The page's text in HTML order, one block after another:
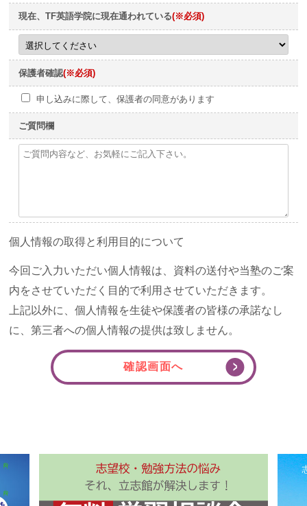
現在、TF英語学院に現在通われている(※必須)
保護者確認(※必須)
申し込みに際して、保護者の同意があります
ご質問欄
個人情報の取得と利用目的について
今回ご入力いただい個人情報は、資料の送付や当塾のご案
内をさせていただく目的で利用させていただきます。
上記以外に、個人情報を生徒や保護者の皆様の承諾なし
に、第三者への個人情報の提供は致しません。